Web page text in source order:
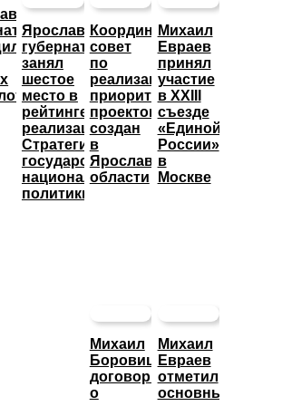
Ярославский
губернатор
занял
шестое
место в
рейтинге
реализации
Стратегии
государственной
национальной
политики
Координационный
совет
по
реализации
приоритетных
проектов
создан
в
Ярославской
области
Михаил
Евраев
принял
участие
в XXIII
съезде
«Единой
России»
в
Москве
Михаил
Боровицкий
договорился
о
Михаил
Евраев
отметил
основные